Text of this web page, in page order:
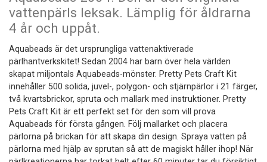
vattenpärls leksak. Lämplig för åldrarna
4 år och uppåt.
Aquabeads är det ursprungliga vattenaktiverade
pärlhantverkskitet! Sedan 2004 har barn över hela världen
skapat miljontals Aquabeads-mönster. Pretty Pets Craft Kit
innehåller 500 solida, juvel-, polygon- och stjärnpärlor i 21 färger,
två kvartsbrickor, spruta och mallark med instruktioner. Pretty
Pets Craft Kit är ett perfekt set för den som vill prova
Aquabeads för första gången. Följ mallarket och placera
pärlorna på brickan för att skapa din design. Spraya vatten på
pärlorna med hjälp av sprutan så att de magiskt håller ihop! När